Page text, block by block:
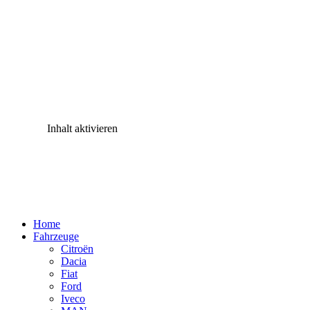
Inhalt aktivieren
Home
Fahrzeuge
Citroën
Dacia
Fiat
Ford
Iveco